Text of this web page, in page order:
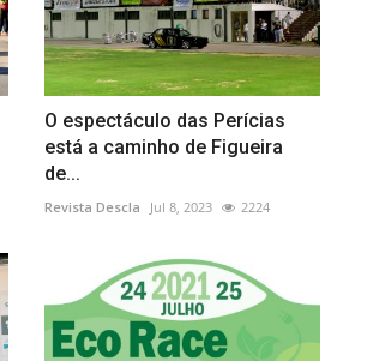
O espectáculo das Perícias
está a caminho de Figueira
de...
Revista Descla Jul 8, 2023 2224